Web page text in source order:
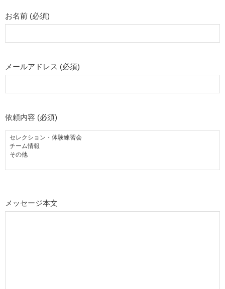
お名前 (必須)
メールアドレス (必須)
依頼内容 (必須)
メッセージ本文